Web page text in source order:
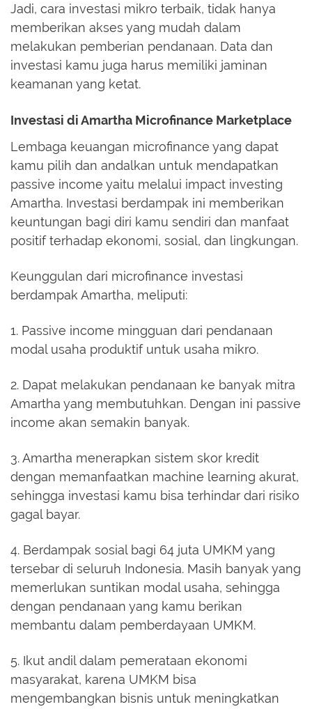
Jadi, cara investasi mikro terbaik, tidak hanya
memberikan akses yang mudah dalam
melakukan pemberian pendanaan. Data dan
investasi kamu juga harus memiliki jaminan
keamanan yang ketat.
Investasi di Amartha Microfinance Marketplace
Lembaga keuangan microfinance yang dapat
kamu pilih dan andalkan untuk mendapatkan
passive income yaitu melalui impact investing
Amartha. Investasi berdampak ini memberikan
keuntungan bagi diri kamu sendiri dan manfaat
positif terhadap ekonomi, sosial, dan lingkungan.
Keunggulan dari microfinance investasi
berdampak Amartha, meliputi:
1. Passive income mingguan dari pendanaan
modal usaha produktif untuk usaha mikro.
2. Dapat melakukan pendanaan ke banyak mitra
Amartha yang membutuhkan. Dengan ini passive
income akan semakin banyak.
3. Amartha menerapkan sistem skor kredit
dengan memanfaatkan machine learning akurat,
sehingga investasi kamu bisa terhindar dari risiko
gagal bayar.
4. Berdampak sosial bagi 64 juta UMKM yang
tersebar di seluruh Indonesia. Masih banyak yang
memerlukan suntikan modal usaha, sehingga
dengan pendanaan yang kamu berikan
membantu dalam pemberdayaan UMKM.
5. Ikut andil dalam pemerataan ekonomi
masyarakat, karena UMKM bisa
mengembangkan bisnis untuk meningkatkan